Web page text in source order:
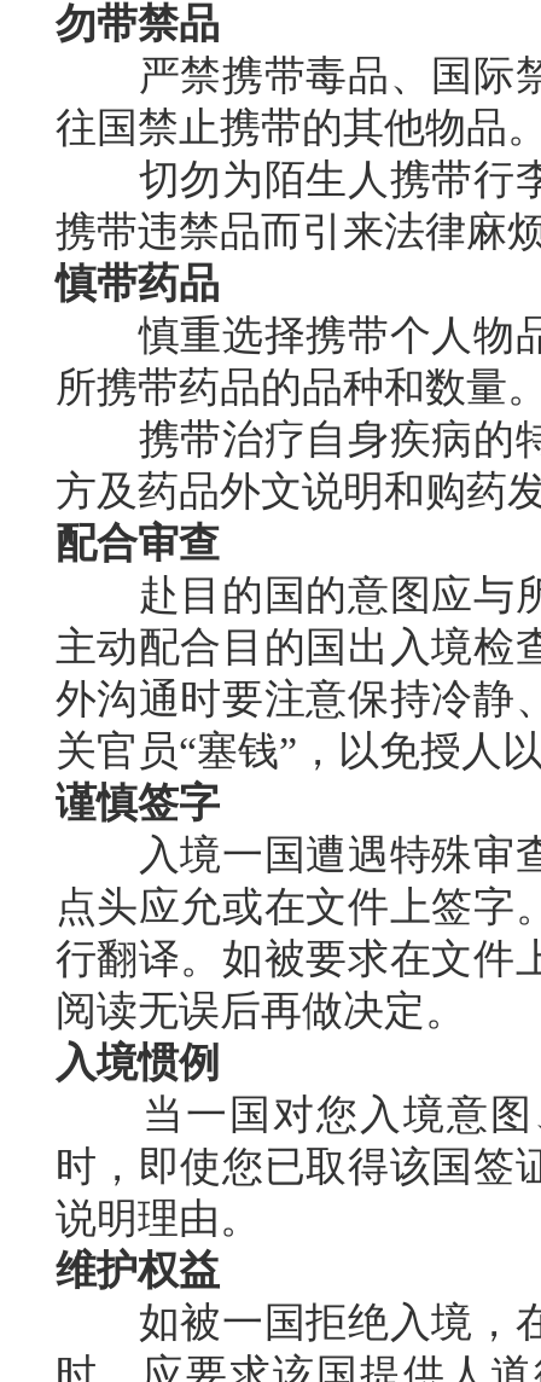
勿带禁品
严禁携带毒品、国际禁
往国禁止携带的其他物品
切勿为陌生人携带行李
携带违禁品而引来法律麻
慎带药品
慎重选择携带个人物品
所携带药品的品种和数量
携带治疗自身疾病的特
方及药品外文说明和购药
配合审查
赴目的国的意图应与所
主动配合目的国出入境检
外沟通时要注意保持冷静
关官员“塞钱”，以免授人
谨慎签字
入境一国遭遇特殊审查
点头应允或在文件上签字
行翻译。如被要求在文件
阅读无误后再做决定。
入境惯例
当一国对您入境意图
时，即使您已取得该国签
说明理由。
维护权益
如被一国拒绝入境，在